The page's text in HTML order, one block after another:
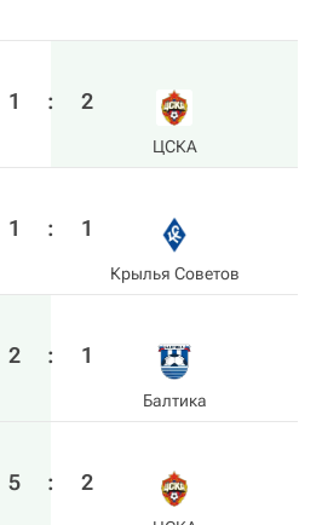
1 : 2
ЦСКА
1 : 1
Крылья Советов
2 : 1
Балтика
5 : 2